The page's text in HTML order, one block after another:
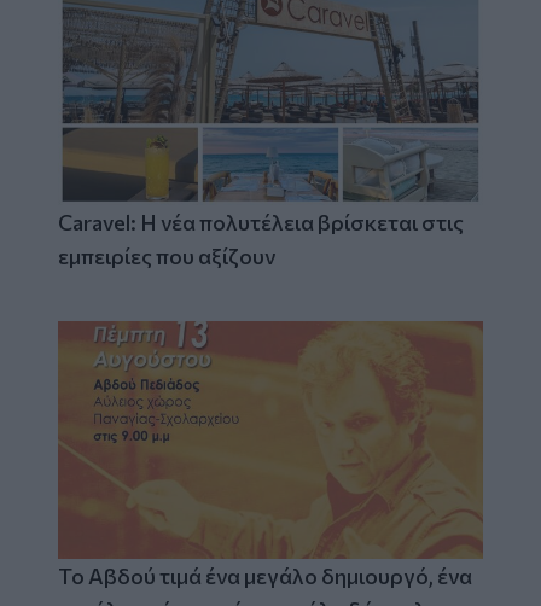
Caravel: Η νέα πολυτέλεια βρίσκεται στις
εμπειρίες που αξίζουν
Το Αβδού τιμά ένα μεγάλο δημιουργό, ένα